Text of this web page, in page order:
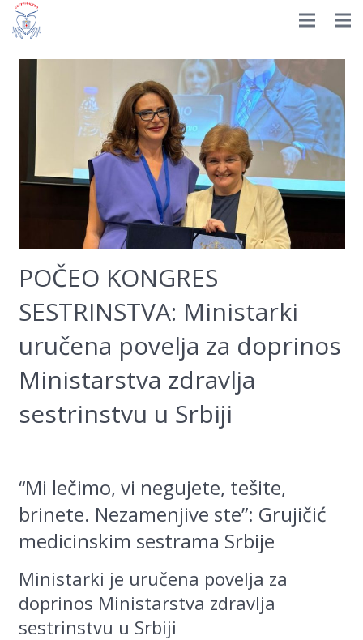
Prijavite se
HOME
Istorijat
Organizacija
Nagrade
Dokumenti
Izdavaštvo
Edukacija
Galerija
Kontakt
POČEO KONGRES
SESTRINSTVA: Ministarki
uručena povelja za doprinos
Ministarstva zdravlja
sestrinstvu u Srbiji
“Mi lečimo, vi negujete, tešite,
brinete. Nezamenjive ste”: Grujičić
medicinskim sestrama Srbije
Ministarki je uručena povelja za
doprinos Ministarstva zdravlja
sestrinstvu u Srbiji